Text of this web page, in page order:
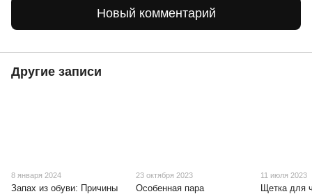
Новый комментарий
Другие записи
8 января 2024
Запах из обуви: Причины
23 октября 2023
Особенная пара
11 июля 2023
Щетка для